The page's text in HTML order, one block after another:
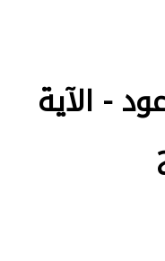
- الآية